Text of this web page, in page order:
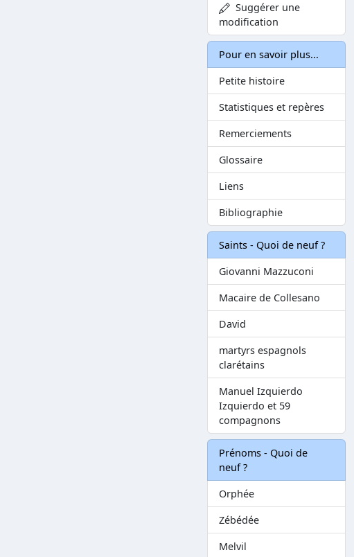
Suggérer une
modification
Pour en savoir plus...
Petite histoire
Statistiques et repères
Remerciements
Glossaire
Liens
Bibliographie
Saints - Quoi de neuf ?
Giovanni Mazzuconi
Macaire de Collesano
David
martyrs espagnols
clarétains
Manuel Izquierdo
Izquierdo et 59
compagnons
Prénoms - Quoi de
neuf ?
Orphée
Zébédée
Melvil